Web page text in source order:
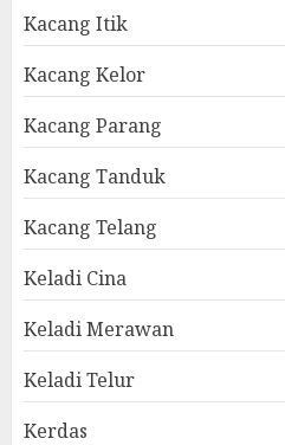
Kacang Itik
Kacang Kelor
Kacang Parang
Kacang Tanduk
Kacang Telang
Keladi Cina
Keladi Merawan
Keladi Telur
Kerdas